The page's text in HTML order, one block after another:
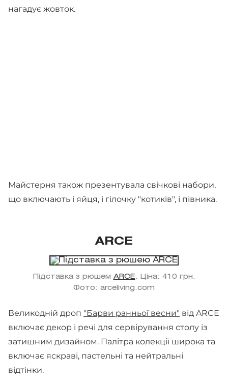
нагадує жовток.
Майстерня також презентувала свічкові набори,
що включають і яйця, і гілочку "котиків", і півника.
ARCE
Підставка з рюшем ARCE. Ціна: 410 грн.
Фото: arceliving.com
Великодній дроп "Барви ранньої весни" від ARCE
включає декор і речі для сервірування столу із
затишним дизайном. Палітра колекції широка та
включає яскраві, пастельні та нейтральні
відтінки.